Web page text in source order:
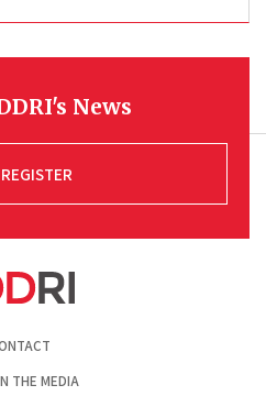
News
REGISTER
THE MEDIA